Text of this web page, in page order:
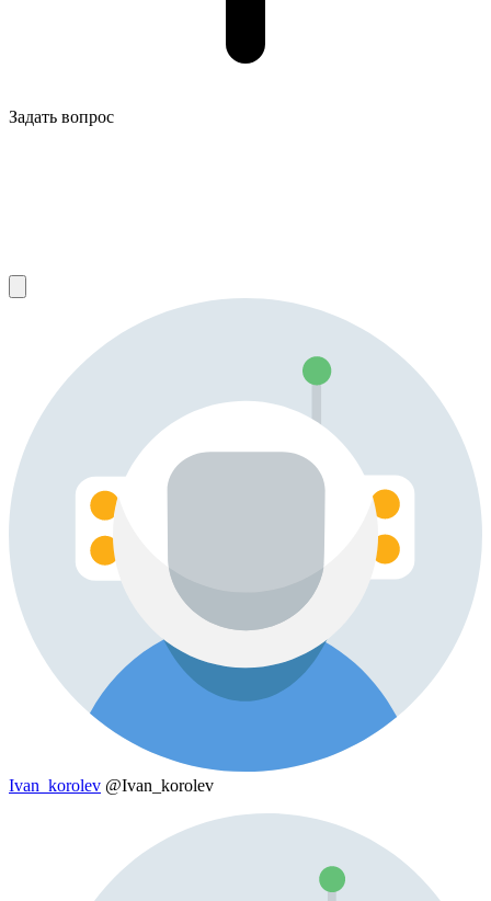
Задать вопрос
Ivan_korolev @Ivan_korolev